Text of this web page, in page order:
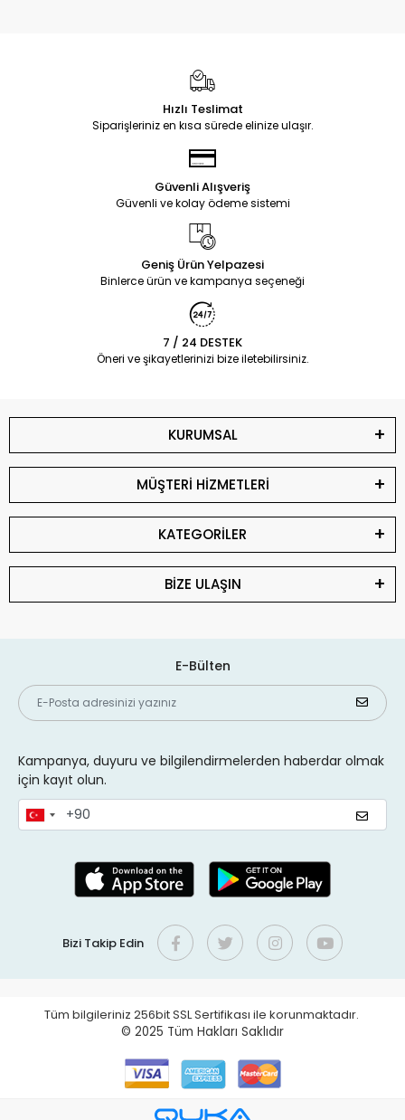
Hızlı Teslimat
Siparişleriniz en kısa sürede elinize ulaşır.
Güvenli Alışveriş
Güvenli ve kolay ödeme sistemi
Geniş Ürün Yelpazesi
Binlerce ürün ve kampanya seçeneği
7 / 24 DESTEK
Öneri ve şikayetlerinizi bize iletebilirsiniz.
KURUMSAL
MÜŞTERİ HİZMETLERİ
KATEGORİLER
BİZE ULAŞIN
E-Bülten
Kampanya, duyuru ve bilgilendirmelerden haberdar olmak
için kayıt olun.
Bizi Takip Edin
Tüm bilgileriniz 256bit SSL Sertifikası ile korunmaktadır.
© 2025 Tüm Hakları Saklıdır